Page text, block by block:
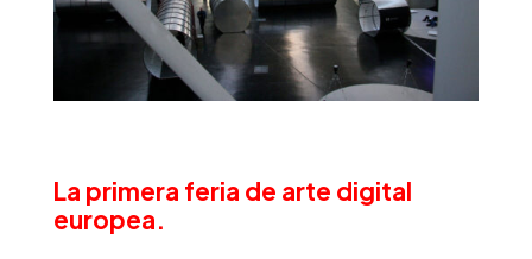
La primera feria de arte digital
europea.